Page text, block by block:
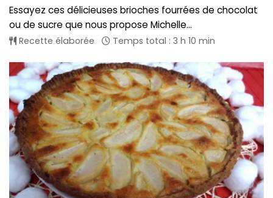
Essayez ces délicieuses brioches fourrées de chocolat
ou de sucre que nous propose Michelle...
Recette élaborée Temps total : 3 h 10 min